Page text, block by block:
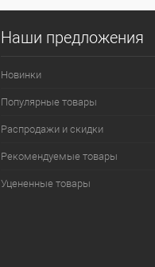
Наши предложения
Новинки
Популярные товары
Распродажи и скидки
Рекомендуемые товары
Уцененные товары